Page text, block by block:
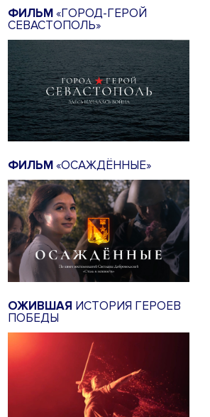
ФИЛЬМ«ГОРОД-ГЕРОЙ
СЕВАСТОПОЛЬ»
ФИЛЬМ«ОСАЖДЁННЫЕ»
ОЖИВШАЯ ИСТОРИЯ ГЕРОЕВ
ПОБЕДЫ